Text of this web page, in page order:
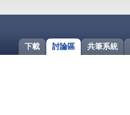
共筆系統
討論區
下載